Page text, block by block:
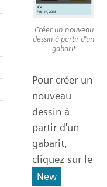
Créer un nouveau
dessin à partir d'un
gabarit
Pour créer un
nouveau
dessin à
partir d'un
gabarit,
cliquez sur le
New